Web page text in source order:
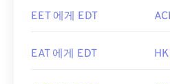
EET 에게 EDT
EAT 에게 EDT